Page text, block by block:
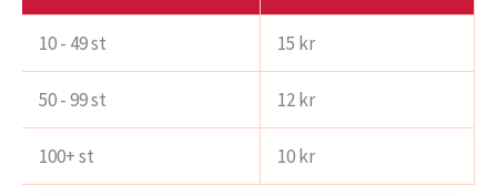
10 - 49 st 15 kr
50 - 99 st 12kr
100+ st 10kr